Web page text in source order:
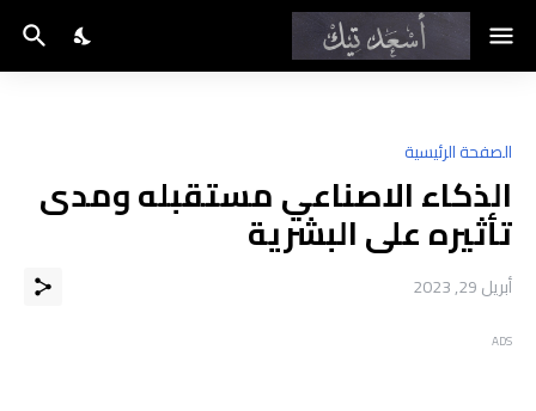
الصفحة الرئيسية
الذكاء الاصناعي مستقبله ومدى
تأثيره على البشرية
أبريل 29, 2023
ADS